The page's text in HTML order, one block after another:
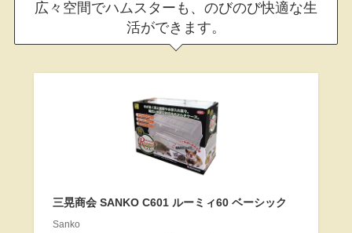
広々空間でハムスターも、のびのび快適な生
活ができます。
三晃商会 SANKO C601 ルーミィ60 ベーシック
Sanko